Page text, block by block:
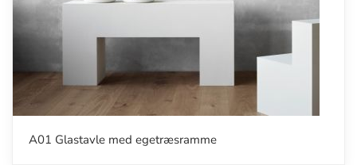
A01 Glastavle med egetræsramme